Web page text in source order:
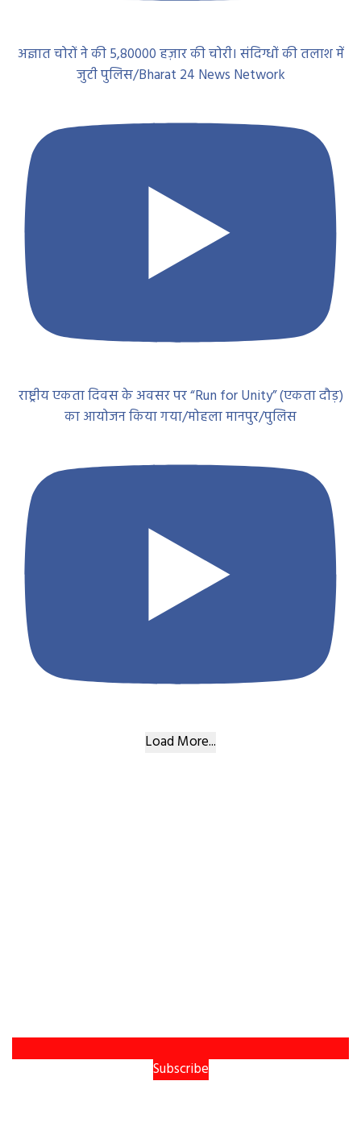
अज्ञात चोरों ने की 5,80000 हज़ार की चोरी। संदिग्धों की तलाश में
जुटी पुलिस/Bharat 24 News Network
राष्ट्रीय एकता दिवस के अवसर पर “Run for Unity” (एकता दौड़)
का आयोजन किया गया/मोहला मानपुर/पुलिस
Load More...
Subscribe